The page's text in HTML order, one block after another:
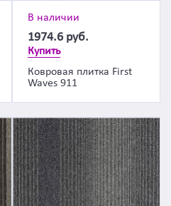
В наличии
1974.6 руб.
Купить
Ковровая плитка First
Waves 911